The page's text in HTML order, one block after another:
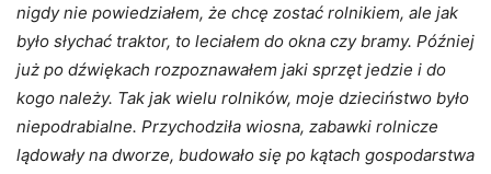
nigdy nie powiedziałem, że chcę zostać rolnikiem, ale jak
było słychać traktor, to leciałem do okna czy bramy. Później
już po dźwiękach rozpoznawałem jaki sprzęt jedzie i do
kogo należy. Tak jak wielu rolników, moje dzieciństwo było
niepodrabialne. Przychodziła wiosna, zabawki rolnicze
lądowały na dworze, budowało się po kątach gospodarstwa